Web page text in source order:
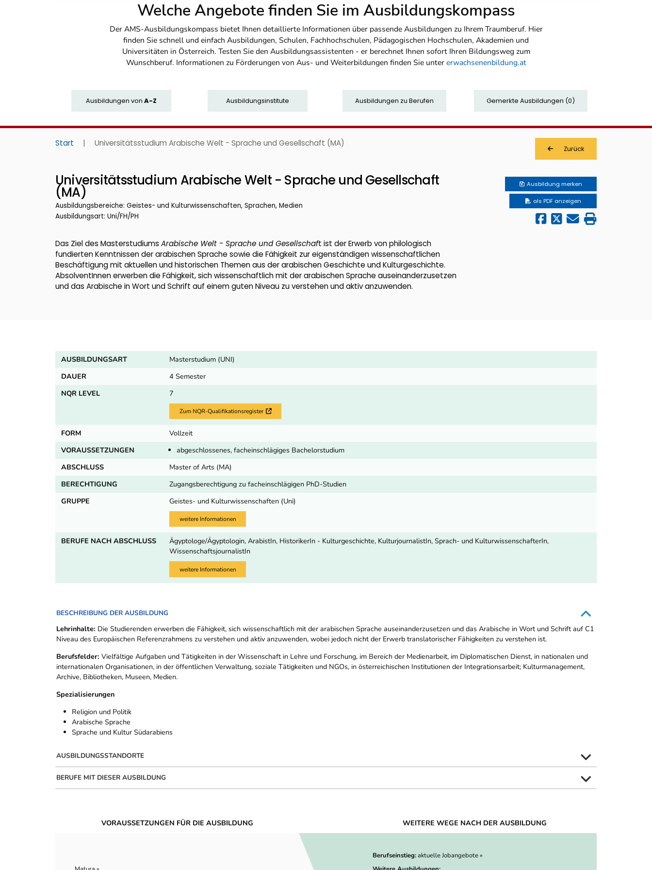
Welche Angebote finden Sie im Ausbildungskompass
Der AMS-Ausbildungskompass bietet Ihnen detaillierte Informationen über passende Ausbildungen zu Ihrem Traumberuf. Hier
finden Sie schnell und einfach Ausbildungen, Schulen, Fachhochschulen, Pädagogischen Hochschulen, Akademien und
Universitäten in Österreich. Testen Sie den Ausbildungsassistenten - er berechnet Ihnen sofort Ihren Bildungsweg zum
Wunschberuf. Informationen zu Förderungen von Aus- und Weiterbildungen finden Sie untererwachsenenbildung.at
Ausbildungen von A-Z Ausbildungsinstitute Ausbildungen zu Berufen Gemerkte Ausbildungen (0)
Start | Universitätsstudium Arabische Welt - Sprache und Gesellschaft (MA)
Zurück
Universitätsstudium Arabische Welt - Sprache und Gesellschaft
(MA)
Ausbildungsbereiche: Geistes- und Kulturwissenschaften, Sprachen, Medien
Ausbildungsart: Uni/FH/PH
Das Ziel des Masterstudiums Arabische Welt - Sprache und Gesellschaft ist der Erwerb von philologisch
fundierten Kenntnissen der arabischen Sprache sowie die Fähigkeit zur eigenständigen wissenschaftlichen
Beschäftigung mit aktuellen und historischen Themen aus der arabischen Geschichte und Kulturgeschichte.
AbsolventInnen erwerben die Fähigkeit, sich wissenschaftlich mit der arabischen Sprache auseinanderzusetzen
und das Arabische in Wort und Schrift auf einem guten Niveau zu verstehen und aktiv anzuwenden.
Ausbildung merken
als PDF anzeigen
AUSBILDUNGSART
Masterstudium (UNI)
DAUER
4 Semester
NQR LEVEL
7
Zum NQR-Qualifikationsregister Externer Link
FORM
Vollzeit
VORAUSSETZUNGEN
abgeschlossenes, facheinschlägiges Bachelorstudium
ABSCHLUSS
Master of Arts (MA)
BERECHTIGUNG
Zugangsberechtigung zu facheinschlägigen PhD-Studien
GRUPPE
Geistes- und Kulturwissenschaften (Uni)
weitere Informationen
BERUFE NACH ABSCHLUSS
Ägyptologe/Ägyptologin, ArabistIn, HistorikerIn - Kulturgeschichte, KulturjournalistIn, Sprach- und KulturwissenschafterIn,
WissenschaftsjournalistIn
weitere Informationen
BESCHREIBUNG DER AUSBILDUNG
Lehrinhalte: Die Studierenden erwerben die Fähigkeit, sich wissenschaftlich mit der arabischen Sprache auseinanderzusetzen und das Arabische in Wort und Schrift auf C1
Niveau des Europäischen Referenzrahmens zu verstehen und aktiv anzuwenden, wobei jedoch nicht der Erwerb translatorischer Fähigkeiten zu verstehen ist.
Berufsfelder: Vielfältige Aufgaben und Tätigkeiten in der Wissenschaft in Lehre und Forschung, im Bereich der Medienarbeit, im Diplomatischen Dienst, in nationalen und
internationalen Organisationen, in der öffentlichen Verwaltung, soziale Tätigkeiten und NGOs, in österreichischen Institutionen der Integrationsarbeit; Kulturmanagement,
Archive, Bibliotheken, Museen, Medien.
Spezialisierungen
Religion und Politik
Arabische Sprache
Sprache und Kultur Südarabiens
AUSBILDUNGSSTANDORTE
BERUFE MIT DIESER AUSBILDUNG
VORAUSSETZUNGEN FÜR DIE AUSBILDUNG WEITERE WEGE NACH DER AUSBILDUNG
Berufseinstieg:aktuelle Jobangebote »